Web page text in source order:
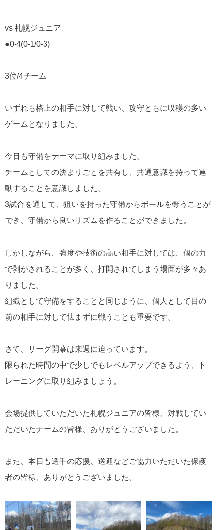
vs 札幌ジュニア
●0-4(0-1/0-3)
3位/4チーム
いずれも格上の相手に対して戦い、攻守ともに収穫の多い
ゲームとなりました。
今日も守備をテーマに取り組みました。
チームとしての決まりごとを共有し、共通意識を持って連
動することを意識しました。
3試合を通して、狙いを持った守備からボールを奪うことが
でき、守備から良いリズムを作ることができました。
しかしながら、強度や技術の高い相手に対しては、個の力
で剥がされることが多く、打開されてしまう場面が多々あ
りました。
組織として守備をすることと同じように、個人として目の
前の相手に対して怯まずに戦うことも重要です。
さて、リーグ開幕は来週に迫っています。
限られた時間の中で少しでもレベルアップできるよう、ト
レーニングに取り組みましょう。
会場提供していただいた札幌ジュニアの皆様、対戦してい
ただいたチームの皆様、ありがとうございました。
また、本日も選手の応援、送迎などご協力いただいた保護
者の皆様、ありがとうございました。